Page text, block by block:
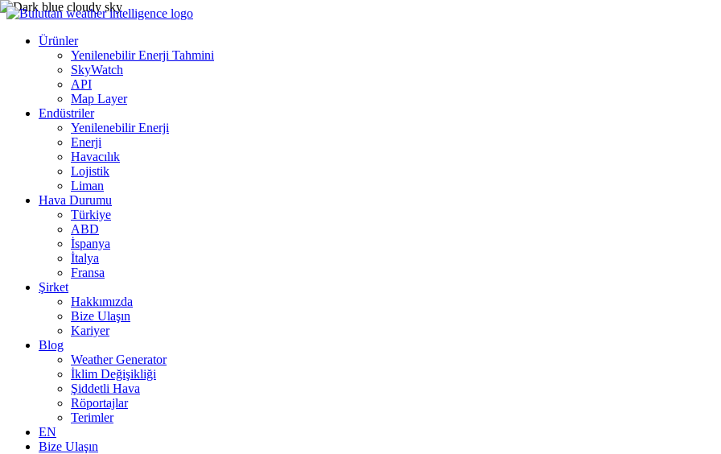
Ürünler
Yenilenebilir Enerji Tahmini
SkyWatch
API
Map Layer
Endüstriler
Yenilenebilir Enerji
Enerji
Havacılık
Lojistik
Liman
Hava Durumu
Türkiye
ABD
İspanya
İtalya
Fransa
Şirket
Hakkımızda
Bize Ulaşın
Kariyer
Blog
Weather Generator
İklim Değişikliği
Şiddetli Hava
Röportajlar
Terimler
EN
Bize Ulaşın